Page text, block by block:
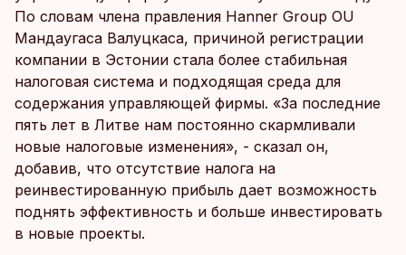
По словам члена правления Hanner Group OU
Мандаугаса Валуцкаса, причиной регистрации
компании в Эстонии стала более стабильная
налоговая система и подходящая среда для
содержания управляющей фирмы. «За последние
пять лет в Литве нам постоянно скармливали
новые налоговые изменения», - сказал он,
добавив, что отсутствие налога на
реинвестированную прибыль дает возможность
поднять эффективность и больше инвестировать
в новые проекты.